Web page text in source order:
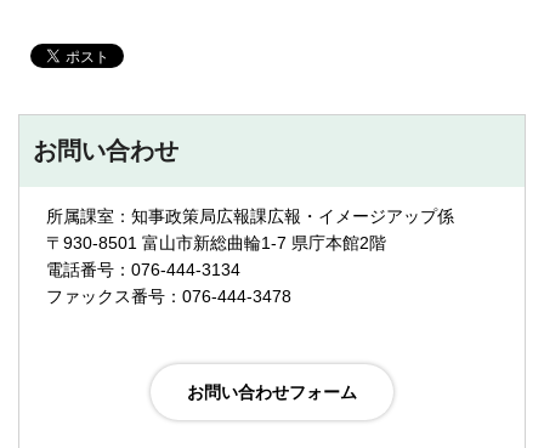
お問い合わせ
所属課室：知事政策局広報課広報・イメージアップ係
〒930-8501 富山市新総曲輪1-7 県庁本館2階
電話番号：076-444-3134
ファックス番号：076-444-3478